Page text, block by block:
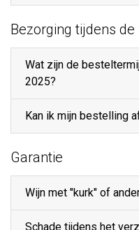
Bezorging tijdens
Wat zijn de
2025?
Kan ik mijn bestelling
Garantie
Wijn met "kurk" of
Schade tijdens het